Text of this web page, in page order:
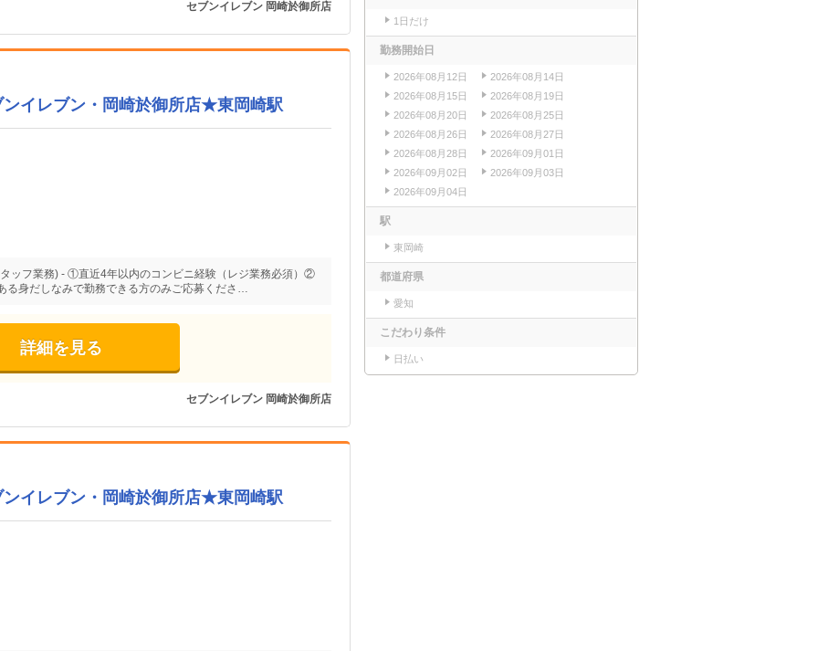
セブンイレブン 岡崎於御所店
イレブン・岡崎於御所店★東岡崎駅
ッフ業務) - ①直近4年以内のコンビニ経験（レジ業務必須）②
る身だしなみで勤務できる方のみご応募くださ…
詳細を見る
セブンイレブン 岡崎於御所店
イレブン・岡崎於御所店★東岡崎駅
1日だけ
勤務開始日
2026年08月12日
2026年08月14日
2026年08月15日
2026年08月19日
2026年08月20日
2026年08月25日
2026年08月26日
2026年08月27日
2026年08月28日
2026年09月01日
2026年09月02日
2026年09月03日
2026年09月04日
駅
東岡崎
都道府県
愛知
こだわり条件
日払い